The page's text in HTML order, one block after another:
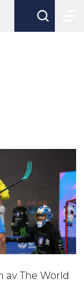
av The World